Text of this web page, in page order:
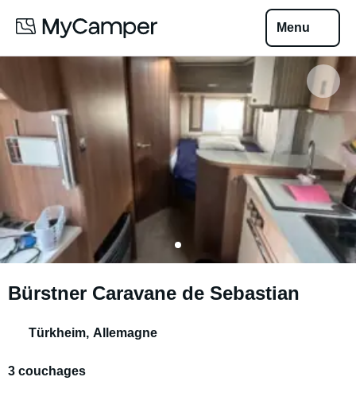
Menu
Bürstner Caravane de Sebastian
Türkheim, Allemagne
3 couchages